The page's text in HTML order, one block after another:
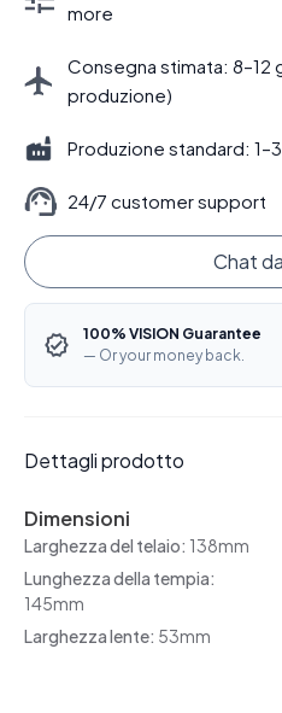
more
Consegna stimata: 8–12
produzione)
Produzione standard:
24/7 customer support
Chat
100% VISION Guarantee
— Or your money back.
Dettagli prodotto
Dimensioni
Larghezza del telaio: 138mm
Lunghezza della tempia:
145mm
Larghezza lente: 53mm